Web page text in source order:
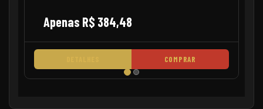
Apenas R$ 384,48
COMPRAR